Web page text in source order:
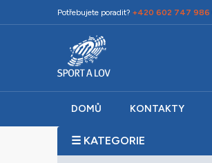
na
Potřebujete poradit? +420 602 747 986
DOMŮ KONTAKTY
P
o